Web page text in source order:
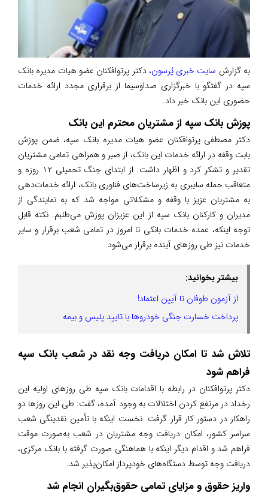
به گزارش سایت خبری پُرسون، دکتر پرتوافکنان عضو هیات مدیره بانک
سپه در گفتگو با خبرگزاری صداوسیما از برقراری مجدد ارائه خدمات
حضوری این بانک خبر داد.
پوزش بانک سپه از مشتریان محترم این بانک
دکتر مصطفی پرتوافکنان عضو هیات مدیره بانک سپه، ضمن پوزش
بابت وقفه در ارائه خدمات این بانک، از صبر و همراهی تمامی مشتریان
تقدیر و تشکر کرد و اظهار داشت: از ابتدای جنگ تحمیلی ۱۲ روزه و
متعاقب حمله‌ سایبری به زیرساخت‌های فناوری بانک، ارائه خدمات‌دهی
به مشتریان عزیز با وقفه و مشکلاتی مواجه شد که به نمایندگی از
مدیران و کارکنان بانک سپه از این عزیزان پوزش می‌طلبم. نکته قابل
توجه اینکه، عمده خدمات بانکی تا امروز در تمامی شعب برقرار و سایر
خدمات نیز طی روزهای آینده برقرار می‌شود.
بیشتر بخوانید:
از آزمون طوفان تا آیین اعتماد!
پرداخت خسارت جنگی خودروها با تایید پلیس و بیمه
تلاش شد تا امکان دریافت وجه نقد در شعب بانک سپه
فراهم شود
دکتر پرتوافکنان در رابطه با اقدامات بانک سپه طی روزهای اولیه این
رخداد در مرتفع کردن اختلالات به وجود آمده، گفت: طی این روزها دو
راهکار در دستور کار قرار گرفت. نخست اینکه با تأمین نقدینگی شعب
سراسر کشور، امکان دریافت وجه مشتریان در شعب به‌صورت موقت
فراهم شد و اقدام دیگر اینکه با هماهنگی صورت گرفته با بانک مرکزی،
دریافت وجه توسط دستگاه‌های خودپرداز امکان‌پذیر شد.
واریز حقوق و مزایای تمامی حقوق‌بگیران انجام شد